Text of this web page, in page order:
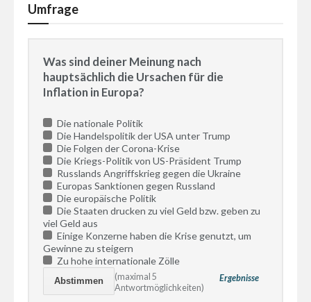
Umfrage
Was sind deiner Meinung nach
hauptsächlich die Ursachen für die
Inflation in Europa?
Die nationale Politik
Die Handelspolitik der USA unter Trump
Die Folgen der Corona-Krise
Die Kriegs-Politik von US-Präsident Trump
Russlands Angriffskrieg gegen die Ukraine
Europas Sanktionen gegen Russland
Die europäische Politik
Die Staaten drucken zu viel Geld bzw. geben zu
viel Geld aus
Einige Konzerne haben die Krise genutzt, um
Gewinne zu steigern
Zu hohe internationale Zölle
Ergebnisse
(maximal 5
Antwortmöglichkeiten)